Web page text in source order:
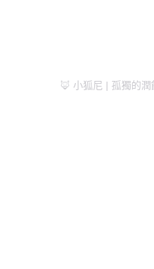
🦊 小狐尼 | 孤獨的